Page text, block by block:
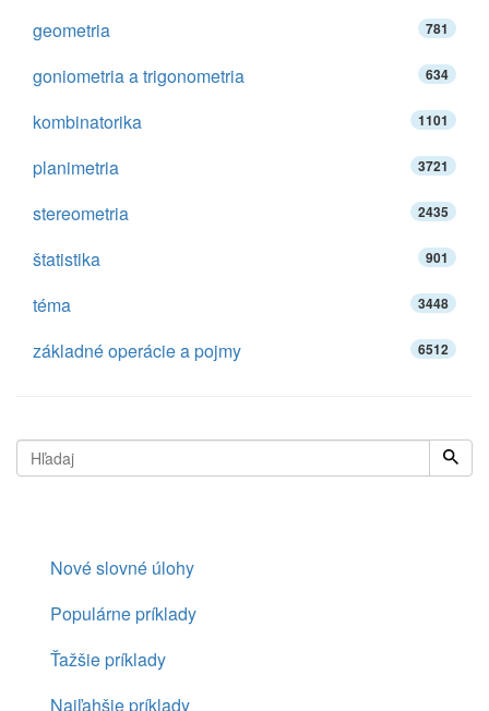
geometria 781
goniometria a trigonometria 634
kombinatorika 1101
planimetria 3721
stereometria 2435
štatistika 901
téma 3448
základné operácie a pojmy 6512
Nové slovné úlohy
Populárne príklady
Ťažšie príklady
Najľahšie príklady